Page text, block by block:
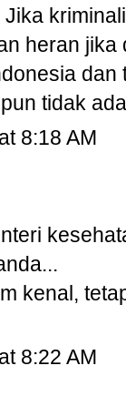
heran
tidak
8:18 AM
kenal,
8:22 AM